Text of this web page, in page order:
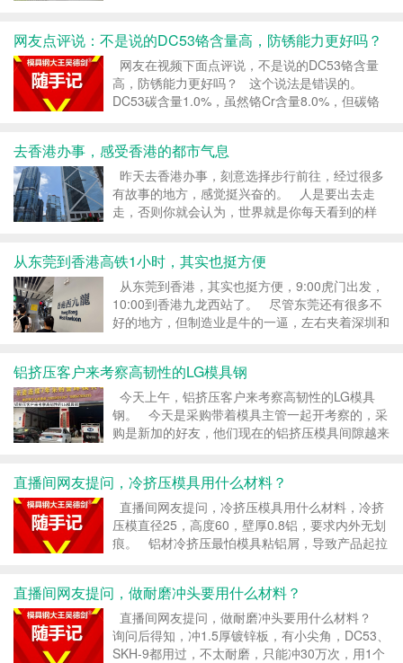
课题。 ...
网友点评说：不是说的DC53铬含量高，防锈能力更好吗？
网友在视频下面点评说，不是说的DC53铬含量
高，防锈能力更好吗？ 这个说法是错误的。
DC53碳含量1.0%，虽然铬Cr含量8.0%，但碳铬
去香港办事，感受香港的都市气息
昨天去香港办事，刻意选择步行前往，经过很多
有故事的地方，感觉挺兴奋的。 人是要出去走
走，否则你就会认为，世界就是你每天看到的样
从东莞到香港高铁1小时，其实也挺方便
从东莞到香港，其实也挺方便，9:00虎门出发，
10:00到香港九龙西站了。 尽管东莞还有很多不
好的地方，但制造业是牛的一逼，左右夹着深圳和
铝挤压客户来考察高韧性的LG模具钢
今天上午，铝挤压客户来考察高韧性的LG模具
钢。 今天是采购带着模具主管一起开考察的，采
购是新加的好友，他们现在的铝挤压模具间隙越来
芯子容易跑偏，导致挤压出来的产品...
直播间网友提问，冷挤压模具用什么材料？
直播间网友提问，冷挤压模具用什么材料，冷挤
压模直径25，高度60，壁厚0.8铝，要求内外无划
痕。 铝材冷挤压最怕模具粘铝屑，导致产品起拉
不见的微观细...
直播间网友提问，做耐磨冲头要用什么材料？
直播间网友提问，做耐磨冲头要用什么材料？
询问后得知，冲1.5厚镀锌板，有小尖角，DC53、
SKH-9都用过，不太耐磨，只能冲30万次，用1个